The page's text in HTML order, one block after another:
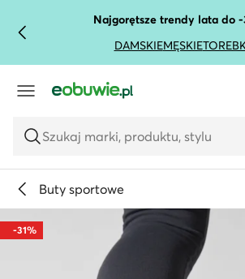
PRZEJDŹ DO GŁÓWNEJ ZAWARTOŚCI
PRZEJDŹ DO WYSZUKIWANIA
Najgorętsze trendy lata do
DAMSKIEMĘSKIE
Szukaj marki, produktu, stylu
Buty sportowe
-31%